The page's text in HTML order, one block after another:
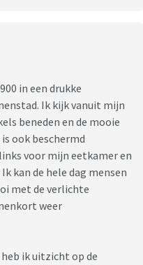
in een drukke
Ik kijk vanuit mijn
beneden en de mooie
ook beschermd
voor mijn eetkamer en
kan de hele dag mensen
met de verlichte
weer
ik uitzicht op de